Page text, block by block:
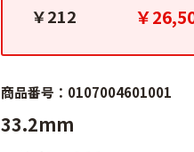
￥212 ￥
商品番号：0107004601001
33.2mm